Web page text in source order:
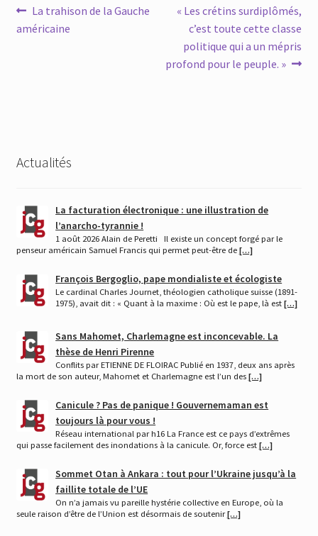
Navigation
de
Article
précédent :
La trahison de la Gauche
américaine
Article
suivant :
« Les crétins surdiplômés,
c’est toute cette classe
politique qui a un mépris
profond pour le peuple. »
Actualités
La facturation électronique : une illustration de
l’anarcho-tyrannie !
1 août 2026 Alain de Peretti Il existe un concept forgé par le
penseur américain Samuel Francis qui permet peut-être de […]
François Bergoglio, pape mondialiste et écologiste
Le cardinal Charles Journet, théologien catholique suisse (1891-
1975), avait dit : « Quant à la maxime : Où est le pape, là est[…]
Sans Mahomet, Charlemagne est inconcevable. La
thèse de Henri Pirenne
Conflits par ETIENNE DE FLOIRAC Publié en 1937, deux ans après
la mort de son auteur, Mahomet et Charlemagne est l’un des […]
Canicule ? Pas de panique ! Gouvernemaman est
toujours là pour vous !
Réseau international par h16 La France est ce pays d’extrêmes
qui passe facilement des inondations à la canicule. Or, force est […]
Sommet Otan à Ankara : tout pour l’Ukraine jusqu’à la
faillite totale de l’UE
On n’a jamais vu pareille hystérie collective en Europe, où la
seule raison d’être de l’Union est désormais de soutenir[…]